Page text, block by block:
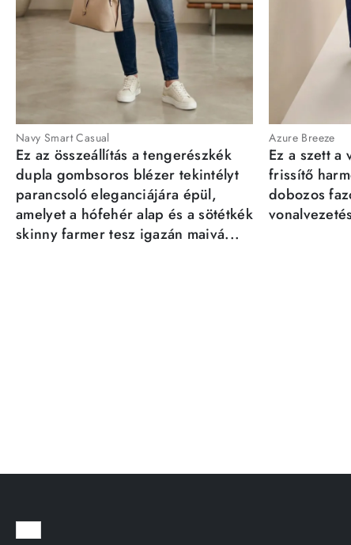
Navy Smart Casual
Ez az összeállítás a tengerészkék
dupla gombsoros blézer tekintélyt
parancsoló eleganciájára épül,
amelyet a hófehér alap és a sötétkék
skinny farmer tesz igazán maivá...
Azure Breeze
Ez a szett a
frissítő
dobozos